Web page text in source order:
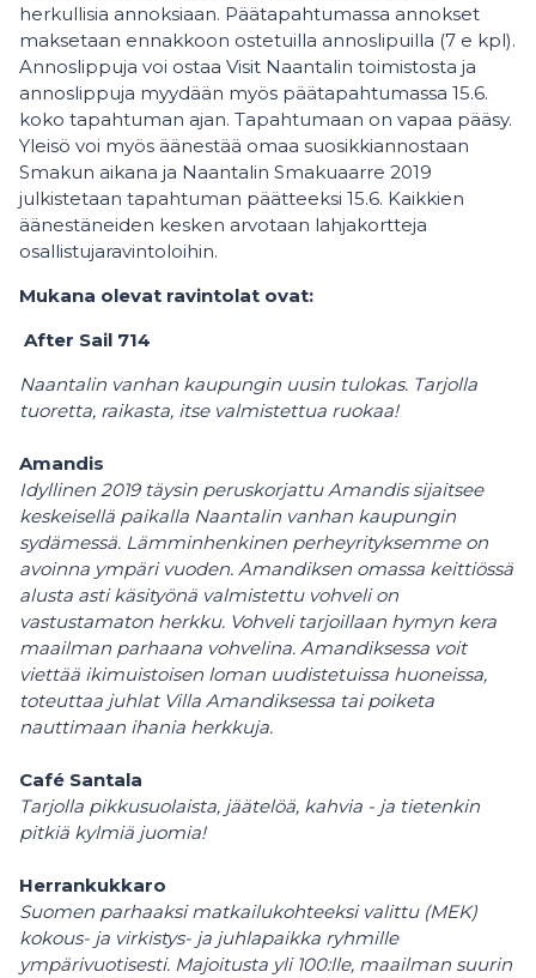
herkullisia annoksiaan. Päätapahtumassa annokset
maksetaan ennakkoon ostetuilla annoslipuilla (7 e kpl).
Annoslippuja voi ostaa Visit Naantalin toimistosta ja
annoslippuja myydään myös päätapahtumassa 15.6.
koko tapahtuman ajan. Tapahtumaan on vapaa pääsy.
Yleisö voi myös äänestää omaa suosikkiannostaan
Smakun aikana ja Naantalin Smakuaarre 2019
julkistetaan tapahtuman päätteeksi 15.6. Kaikkien
äänestäneiden kesken arvotaan lahjakortteja
osallistujaravintoloihin.
Mukana olevat ravintolat ovat:
After Sail 714
Naantalin vanhan kaupungin uusin tulokas. Tarjolla
tuoretta, raikasta, itse valmistettua ruokaa!
Amandis
Idyllinen 2019 täysin peruskorjattu Amandis sijaitsee
keskeisellä paikalla Naantalin vanhan kaupungin
sydämessä. Lämminhenkinen perheyrityksemme on
avoinna ympäri vuoden. Amandiksen omassa keittiössä
alusta asti käsityönä valmistettu vohveli on
vastustamaton herkku. Vohveli tarjoillaan hymyn kera
maailman parhaana vohvelina. Amandiksessa voit
viettää ikimuistoisen loman uudistetuissa huoneissa,
toteuttaa juhlat Villa Amandiksessa tai poiketa
nauttimaan ihania herkkuja.
Café Santala
Tarjolla pikkusuolaista, jäätelöä, kahvia - ja tietenkin
pitkiä kylmiä juomia!
Herrankukkaro
Suomen parhaaksi matkailukohteeksi valittu (MEK)
kokous- ja virkistys- ja juhlapaikka ryhmille
ympärivuotisesti. Majoitusta yli 100:lle, maailman suurin